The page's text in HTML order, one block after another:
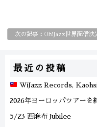
次の記事：Oh!Jazz世界配信決
最近の投稿
WiJazz Records,
2026年ヨーロッパツアーを
5/23 西麻布 Jubilee